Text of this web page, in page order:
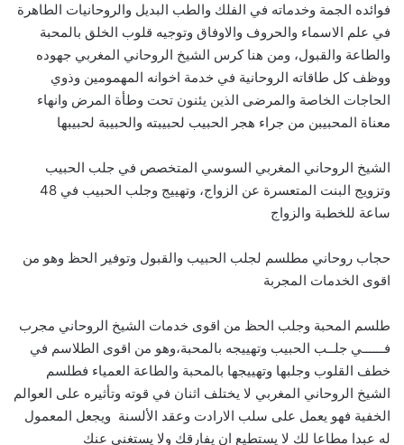
فوائده الجمة وخدماته في الفلك والطب البديل والروحانيات الطاهرة
في علم الاسماء والحروف والاوفاق وتوجيه قلوب الخلق بالمحبة
والطاعة والقبول، ومن هنا كرس الشيخ الروحاني المغربي جهوده
ووظف كل طاقاته الروحانية في خدمة اخوانه المهمومين وذوي
الحاجات الخاصة والمرضى الذين يئنون تحت وطأة المرض وانهاء
معناة المحبيبن من جراء هجر الحبيب لحبيبته والحبيبة لحبيبها
الشيخ الروحاني المغربي السوسي المتخصص في جلب الحبيب
وتزويج البنت المتعسرة عن الزواج، وتهييج وجلب الحبيب في 48
ساعة للخطبة والزواج
حجاب روحاني مطلسم لجلب الحبيب والقبول وتوفير الحظ وهو من
اقوى الخدمات المجربة
طلسم المحبة وجلب الحظ من اقوى خدمات الشيخ الروحاني مجرب
فــــــي جلــب الحبيب وتهييجه بالمحبة،وهو من اقوى الطلاسم في
خطف القلوب وجلبها وتهييجها بالمحبة والطاعة العمياء فطلسم
الشيخ الروحاني المغربي لا يختلف اثنان في قوته وتأثيره على العوالم
الخفية فهو يعمل على سلب الارادت وعقد الألسنة ويجعل المعمول
له عبدا مطاعا لك لا يستطيع ان يفارقك ولا يستغني عنك